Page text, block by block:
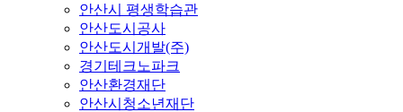
안산시 평생학습관
안산도시공사
안산도시개발(주)
경기테크노파크
안산환경재단
안산시청소년재단